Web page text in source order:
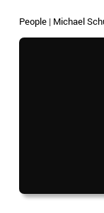
People | Michael